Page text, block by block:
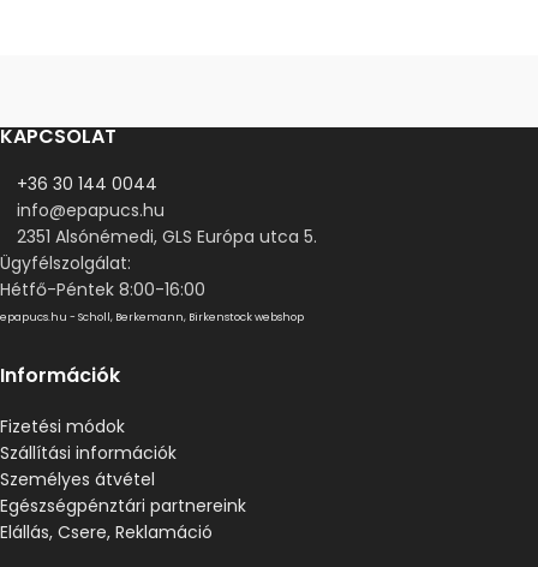
KAPCSOLAT
+36 30 144 0044
info@epapucs.hu
2351 Alsónémedi, GLS Európa utca 5.
Ügyfélszolgálat:
Hétfő-Péntek 8:00-16:00
epapucs.hu - Scholl, Berkemann, Birkenstock webshop
Információk
Fizetési módok
Szállítási információk
Személyes átvétel
Egészségpénztári partnereink
Elállás, Csere, Reklamáció